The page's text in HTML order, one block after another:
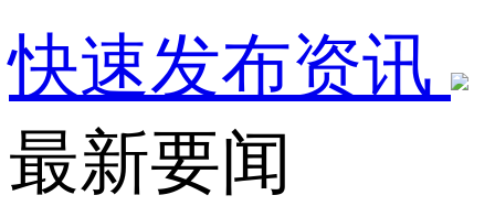
快速发布资讯
最新要闻